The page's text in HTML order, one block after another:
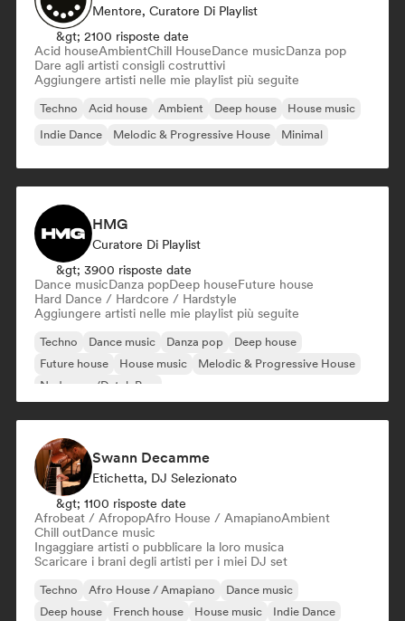
Mentore, Curatore Di Playlist
&gt; 2100 risposte date
Acid houseAmbientChill HouseDance musicDanza pop
Dare agli artisti consigli costruttivi
Aggiungere artisti nelle mie playlist più seguite
Techno Acid house Ambient Deep house
House music
Indie Dance
Melodic & Progressive House Minimal
HMG
Curatore Di Playlist
&gt; 3900 risposte date
Dance musicDanza popDeep houseFuture house
Hard Dance / Hardcore / Hardstyle
Aggiungere artisti nelle mie playlist più seguite
Techno Dance music Danza pop
Deep house
Future house
House music
Melodic & Progressive House
Nederpop/Dutch Pop
Swann Decamme
Etichetta, DJ Selezionato
&gt; 1100 risposte date
Afrobeat / AfropopAfro House / AmapianoAmbient
Chill outDance music
Ingaggiare artisti o pubblicare la loro musica
Scaricare i brani degli artisti per i miei DJ set
Techno Afro House / Amapiano
Dance music
Deep house
French house House music
Indie Dance